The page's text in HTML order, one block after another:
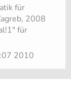
für
2008
für
2010